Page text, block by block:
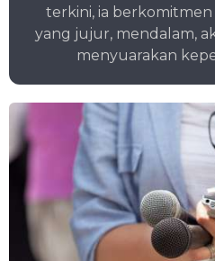
terkini, ia
yang jujur, mendalam,
menyuarakan